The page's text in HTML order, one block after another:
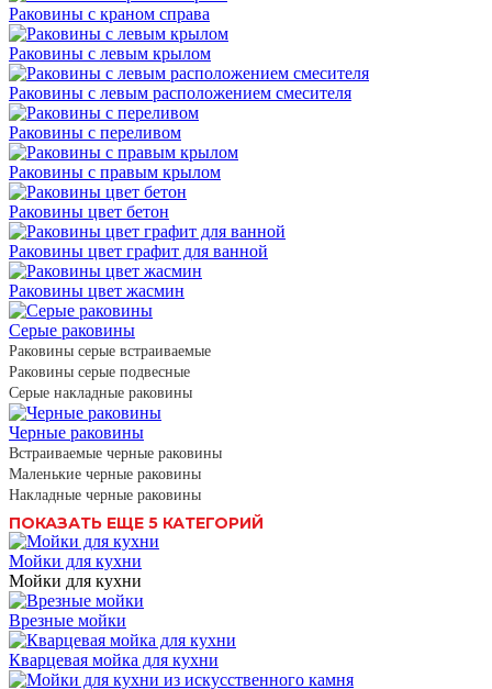
Раковины с краном справа
Раковины с левым крылом
Раковины с левым расположением смесителя
Раковины с переливом
Раковины с правым крылом
Раковины цвет бетон
Раковины цвет графит для ванной
Раковины цвет жасмин
Серые раковины
Раковины серые встраиваемые
Раковины серые подвесные
Серые накладные раковины
Черные раковины
Встраиваемые черные раковины
Маленькие черные раковины
Накладные черные раковины
ПОКАЗАТЬ ЕЩЕ 5 КАТЕГОРИЙ
Мойки для кухни
Мойки для кухни
Врезные мойки
Кварцевая мойка для кухни